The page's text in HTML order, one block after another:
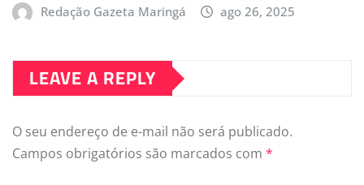
Redação Gazeta Maringá ago 26, 2025
LEAVE A REPLY
O seu endereço de e-mail não será publicado.
Campos obrigatórios são marcados com *